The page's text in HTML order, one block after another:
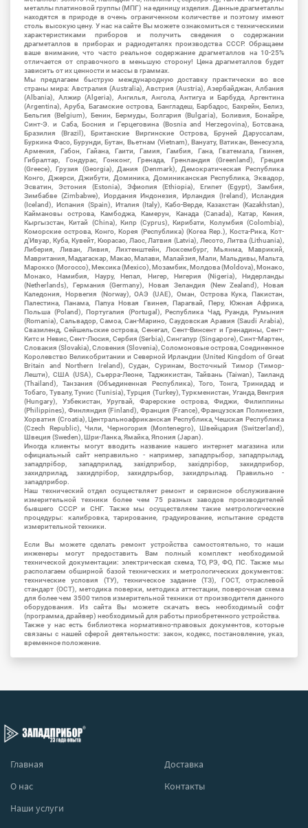
металлы платиновой группы (МПГ) на единицу изделия. Данные драгметаллы
находятся в природе в очень ограниченном количестве и поэтому имеют
столь высокую цену. У нас на сайте Вы можете ознакомиться с техническими
характеристиками приборов и получить сведения о содержании
драгметаллов в приборах и радиодеталях производства СССР. Обращаем
ваше внимание, что часто реальное содержание драгметаллов на 10-25%
отличается от справочного в меньшую сторону! Цена драгметаллов будет
зависить от их ценности и массы в граммах.
Мы предлагаем быструю международную доставку практически во все
страны мира: Австралия (Australia), Австрия (Austria), Азербайджан, Албания
(Albania), Алжир (Algeria), Ангилья, Ангола, Антигуа и Барбуда, Аргентина
(Argentina), Аруба, Багамские острова, Бангладеш, Барбадос, Бахрейн, Белиз,
Бельгия (Belgium), Бенин, Бермуды, Болгария (Bulgaria), Боливия, Бонайре,
Синт-Э. и Саба, Босния и Герцеговина (Bosnia and Herzegovina), Ботсвана,
Бразилия (Brazil), Британские Виргинские Острова, Бруней Даруссалам,
Буркина Фасо, Бурунди, Бутан, Вьетнам (Vietnam), Вануату, Ватикан, Венесуэла,
Армения, Габон, Гайана, Гаити, Гамия, Гамбия, Гана, Гватемала, Гвинея,
Гибралтар, Гондурас, Гонконг, Гренада, Гренландия (Greenland), Греция
(Greece), Грузия (Georgia), Дания (Denmark), Демократическая Республика
Конго, Джерси, Джибути, Доминика, Доминиканская Республика, Эквадор,
Эсватин, Эстония (Estonia), Эфиопия (Ethiopia), Египет (Egypt), Замбия,
Зимбабве (Zimbabwe), Иордания Индонезия, Ирландия (Ireland), Исландия
(Iceland), Испания (Spain), Италия (Italy), Кабо-Верде, Казахстан (Kazakhstan),
Каймановы острова, Камбоджа, Камерун, Канада (Canada), Катар, Кения,
Кыргызстан, Китай (China), Кипр (Cyprus), Кирибати, Колумбия (Colombia),
Коморские острова, Конго, Корея (Республика) (Korea Rep.), Коста-Рика, Кот-
д'Ивуар, Куба, Кувейт, Кюрасао, Лаос, Латвия (Latvia), Лесото, Литва (Lithuania),
Либерия, Ливан, Ливия, Лихтенштейн, Люксембург, Мьянма, Маврикий,
Мавритания, Мадагаскар, Макао, Малави, Малайзия, Мали, Мальдивы, Мальта,
Марокко (Morocco), Мексика (Mexico), Мозамбик, Молдова (Moldova), Монако,
Монако, Намибия, Науру, Непал, Нигер, Нигерия (Nigeria), Нидерланды
(Netherlands), Германия (Germany), Новая Зеландия (New Zealand), Новая
Каледония, Норвегия (Norway), ОАЭ (UAE), Оман, Острова Кука, Пакистан,
Палестина, Панама, Папуа Новая Гвинея, Парагвай, Перу, Южная Африка,
Польша (Poland), Португалия (Portugal), Республика Чад, Руанда, Румыния
(Romania), Сальвадор, Самоа, Сан-Марино, Саудовская Аравия (Saudi Arabia),
Свазиленд, Сейшельские острова, Сенегал, Сент-Винсент и Гренадины, Сент-
Китс и Невис, Сент-Люсия, Сербия (Serbia), Сингапур (Singapore), Синт-Мартен,
Словакия (Slovakia), Словения (Slovenia), Соломоновые острова, Соединенное
Королевство Великобритании и Северной Ирландии (United Kingdom of Great
Britain and Northern Ireland), Судан, Суринам, Восточный Тимор (Тимор-
Лешти), США (USA), Сьерра-Леоне, Таджикистан, Тайвань (Taiwan), Таиланд
(Thailand), Танзания (Объединенная Республика), Того, Тонга, Тринидад и
Тобаго, Тувалу, Тунис (Tunisia), Турция (Turkey), Туркменистан, Уганда, Венгрия
(Hungary), Узбекистан, Уругвай, Фарерские острова, Фиджи, Филиппины
(Philippines), Финляндия (Finland), Франция (France), Французская Полинезия,
Хорватия (Croatia), Центральноафриканская Республика, Чешская Республика
(Czech Republic), Чили, Черногория (Montenegro), Швейцария (Switzerland),
Швеция (Sweden), Шри-Ланка, Ямайка, Япония (Japan).
Иногда клиенты могут вводить название нашего интернет магазина или
официальный сайт неправильно - например, западпрыбор, западпрылад,
западпрібор, западприлад, західприбор, західпрібор, захидприбор,
захидприлад, захидпрібор, захидпрыбор, захидпрылад. Правильно -
западприбор.
Наш технический отдел осуществляет ремонт и сервисное обслуживание
измерительной техники более чем 75 разных заводов производителей
бывшего СССР и СНГ. Также мы осуществляем такие метрологические
процедуры: калибровка, тарирование, градуирование, испытание средств
измерительной техники.
Если Вы можете сделать ремонт устройства самостоятельно, то наши
инженеры могут предоставить Вам полный комплект необходимой
технической документации: электрическая схема, ТО, РЭ, ФО, ПС. Также мы
располагаем обширной базой технических и метрологических документов:
технические условия (ТУ), техническое задание (ТЗ), ГОСТ, отраслевой
стандарт (ОСТ), методика поверки, методика аттестации, поверочная схема
для более чем 3500 типов измерительной техники от производителя данного
оборудования. Из сайта Вы можете скачать весь необходимый софт
(программа, драйвер) необходимый для работы приобретенного устройства.
Также у нас есть библиотека нормативно-правовых документов, которые
связаны с нашей сферой деятельности: закон, кодекс, постановление, указ,
временное положение.
Главная
Доставка
О нас
Контакты
Наши услуги